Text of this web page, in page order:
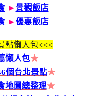
► 景觀飯店
► 優惠飯店
點懶人包<<<
懶人包★
個台北景點★
地圖總整理★